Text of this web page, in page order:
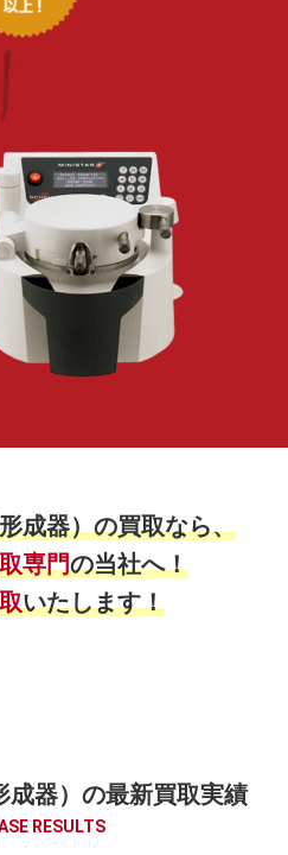
成器）の買取なら、
専門の当社へ！
いたします！
成器）の最新買取実績
RESULTS